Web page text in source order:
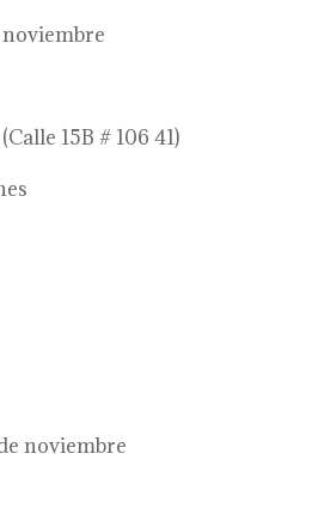
noviembre
15B # 106 41)
noviembre